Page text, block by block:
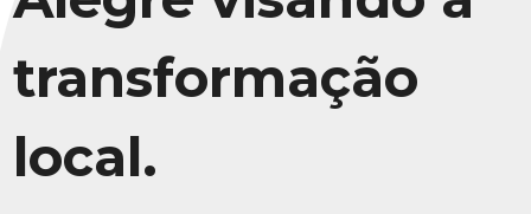
transformação
local.